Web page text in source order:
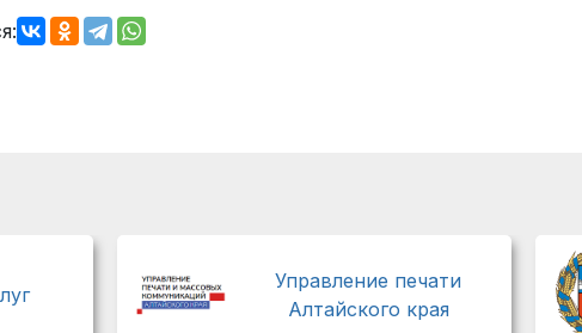
Управление печати
Алтайского края